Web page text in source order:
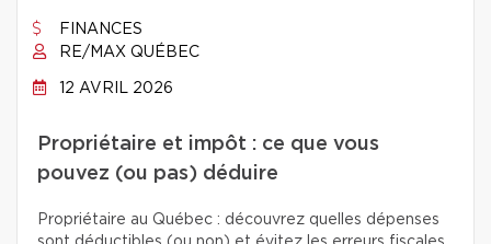
FINANCES
RE/MAX QUÉBEC
12 AVRIL 2026
Propriétaire et impôt : ce que vous
pouvez (ou pas) déduire
Propriétaire au Québec : découvrez quelles dépenses